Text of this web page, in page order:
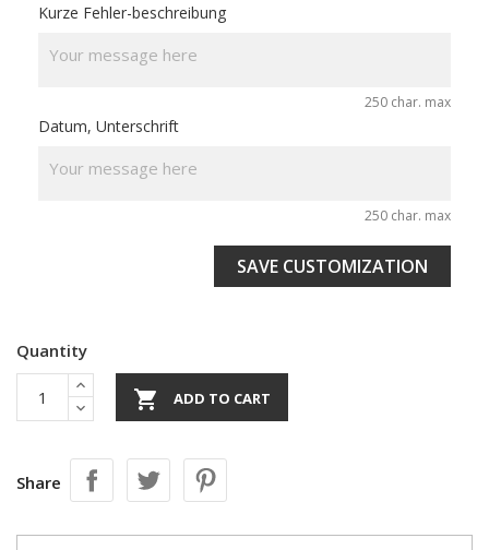
Kurze Fehler-beschreibung
250 char. max
Datum, Unterschrift
250 char. max
SAVE CUSTOMIZATION
Quantity
 ADD TO CART
Share